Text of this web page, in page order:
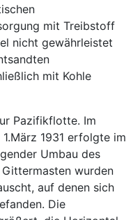
mit Treibstoff
nicht gewährleistet
mit Kohle
Pazifikflotte. Im
1931 erfolgte im
Umbau des
wurden
auf denen sich
Die